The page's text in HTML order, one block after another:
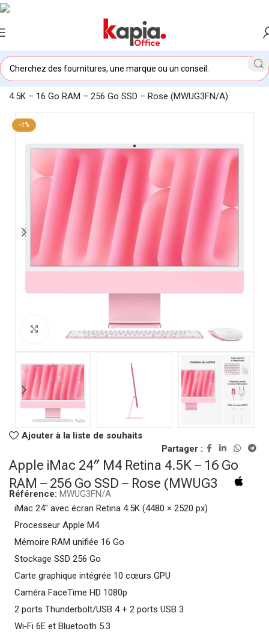
Accueil/KAPIA OFFICE MAROC/Apple iMac 24″ M4 Retina
4.5K – 16 Go RAM – 256 Go SSD – Rose (MWUG3FN/A)
-1%
Click to enlarge
Ajouter à la liste de souhaits
Partager :
Apple iMac 24″ M4 Retina 4.5K – 16 Go
RAM – 256 Go SSD – Rose (MWUG3FN/A)
Référence: MWUG3FN/A
iMac 24″ avec écran Retina 4.5K (4480 × 2520 px)
Processeur Apple M4
Mémoire RAM unifiée 16 Go
Stockage SSD 256 Go
Carte graphique intégrée 10 cœurs GPU
Caméra FaceTime HD 1080p
2 ports Thunderbolt/USB 4 + 2 ports USB 3
Wi‑Fi 6E et Bluetooth 5.3